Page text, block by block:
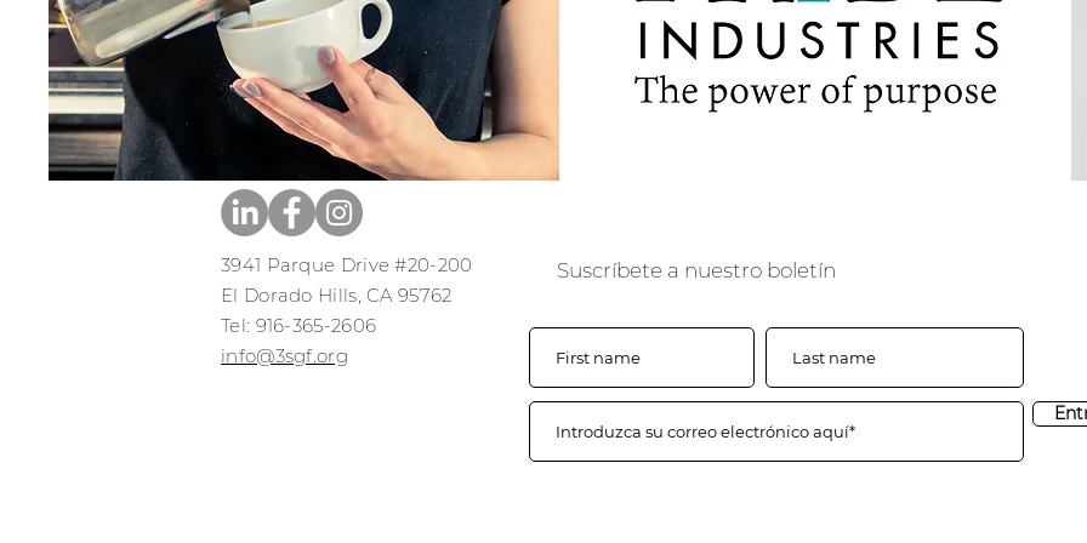
3941 Parque Drive #20-200
El Dorado Hills, CA 95762
​​Tel: 916-365-2606
​info@3sgf.org
Suscríbete a nuestro boletín